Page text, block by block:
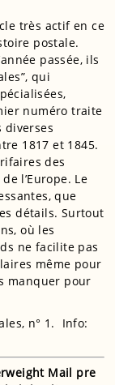
très actif en ce
postale.
passée, ils
qui
numéro traite
diverses
1817 et 1845.
des
l’Europe. Le
que
détails. Surtout
où les
ne facilite pas
même pour
manquer pour
n° 1. Info:
Mail pre